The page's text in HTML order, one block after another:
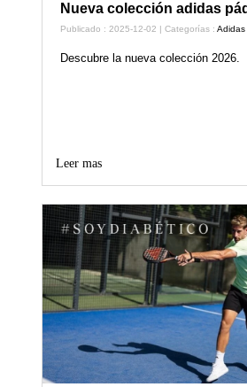
Nueva colección adidas
Publicado : 2025-12-02 | Categorías :Adidas
Descubre la nueva colección 2026.
Leer mas